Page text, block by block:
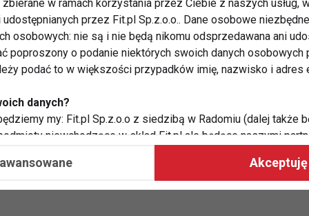
dobowym. W dzień pracujemy na wysokich
się nie pracować do późna, gdyż kiedy rytm
zmiany w metabolizmie, które po latach
wszystko. Do pełni szczęścia potrzebujemy
Substancje, które dzięki temu wytwarzają
nasze zdrowie.
w ramach korzystania przez Ciebie z naszych usług,
przez Fit.pl Sp.z.o.o.. Dane osobowe
osobowych: nie są i nie będą nikomu odsprzedawana ani
poproszony o podanie niektórych swoich danych osobowych
podać to w większości przypadków imię, nazwisko i adres
danych?
my: Fit.pl Sp.z.o.o z siedzibą w Radomiu (dalej także
niewchodzące w skład Fit.pl ale będące naszymi